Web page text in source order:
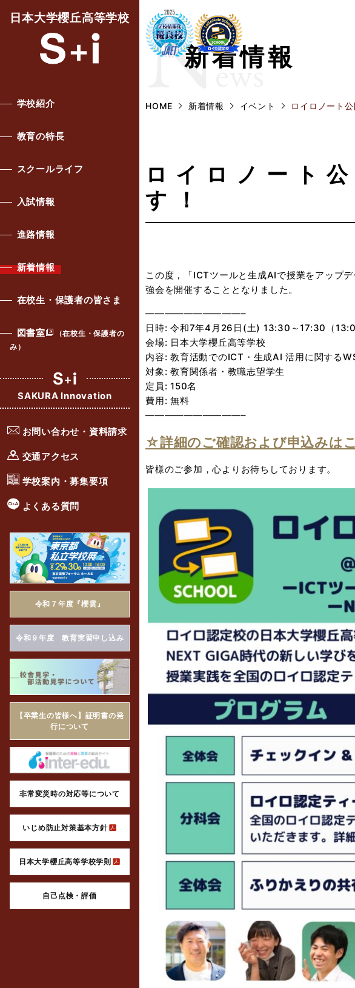
日本大学櫻丘高等学校
学校紹介
教育の特長
スクールライフ
入試情報
進路情報
新着情報
在校生・保護者の皆さま
図書室
（在校生・保護者の
み）
SAKURA Innovation
お問い合わせ・資料請求
交通アクセス
学校案内・募集要項
よくある質問
令和７年度『櫻雲』
令和９年度 教育実習申し込み
【卒業生の皆様へ】証明書の発
行について
非常変災時の対応等について
いじめ防止対策基本方針
日本大学櫻丘高等学校学則
自己点検・評価
新着情報
News
HOME 新着情報 イベント ロイロノート
ロイロノート
す！
この度，「ICTツールと生成AIで授業をアップ
強会を開催することとなりました。
——————————–
日時: 令和7年4月26日(土) 13:30～17:30（
会場: 日本大学櫻丘高等学校
内容: 教育活動でのICT・生成AI 活用に関する
対象: 教育関係者・教職志望学生
定員: 150名
費用: 無料
——————————–
☆詳細のご確認および申込みは
皆様のご参加，心よりお待ちしております。